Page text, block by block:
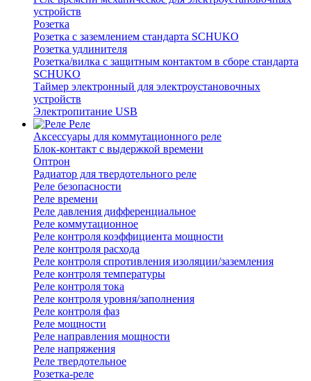
устройств
Розетка
Розетка с заземлением стандарта SCHUKO
Розетка удлинителя
Розетка/вилка с защитным контактом в сборе стандарта
SCHUKO
Таймер электронный для электроустановочных
устройств
Электропитание USB
Реле
Аксессуары для коммутационного реле
Блок-контакт с выдержкой времени
Оптрон
Радиатор для твердотельного реле
Реле безопасности
Реле времени
Реле давления дифференциальное
Реле коммутационное
Реле контроля коэффициента мощности
Реле контроля расхода
Реле контроля спротивления изоляции/заземления
Реле контроля температуры
Реле контроля тока
Реле контроля уровня/заполнения
Реле контроля фаз
Реле мощности
Реле направления мощности
Реле напряжения
Реле твердотельное
Розетка-реле